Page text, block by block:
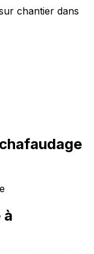
chantier dans
à